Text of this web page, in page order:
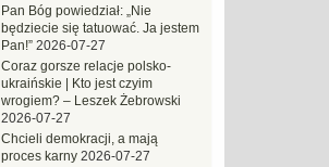
Pan Bóg powiedział: „Nie
będziecie się tatuować. Ja jestem
Pan!” 2026-07-27
Coraz gorsze relacje polsko-
ukraińskie | Kto jest czyim
wrogiem? – Leszek Żebrowski
2026-07-27
Chcieli demokracji, a mają
proces karny 2026-07-27